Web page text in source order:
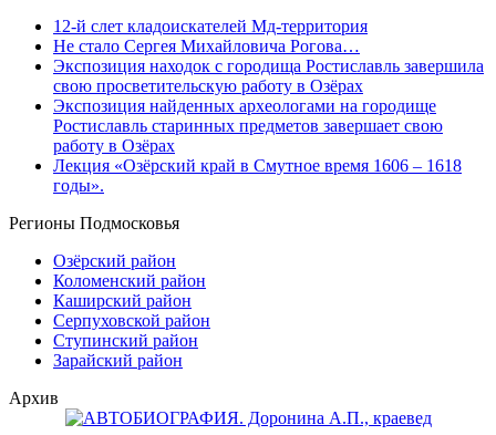
12-й слет кладоискателей Мд-территория
Не стало Сергея Михайловича Рогова…
Экспозиция находок с городища Ростиславль завершила
свою просветительскую работу в Озёрах
Экспозиция найденных археологами на городище
Ростиславль старинных предметов завершает свою
работу в Озёрах
Лекция «Озёрский край в Смутное время 1606 – 1618
годы».
Регионы Подмосковья
Озёрский район
Коломенский район
Каширский район
Серпуховской район
Ступинский район
Зарайский район
Архив